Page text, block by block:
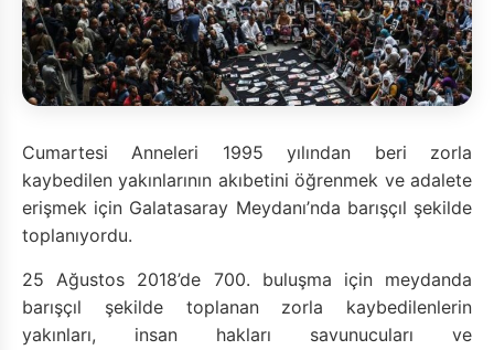
Cumartesi Anneleri 1995 yılından beri zorla
kaybedilen yakınlarının akıbetini öğrenmek ve adalete
erişmek için Galatasaray Meydanı’nda barışçıl şekilde
toplanıyordu.
25 Ağustos 2018’de 700. buluşma için meydanda
barışçıl şekilde toplanan zorla kaybedilenlerin
yakınları, insan hakları savunucuları ve